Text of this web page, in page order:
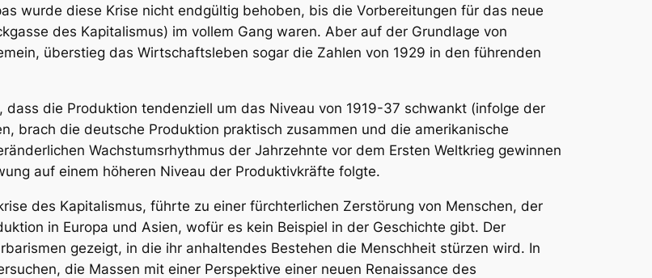
wurde diese Krise nicht endgültig behoben, bis die Vorbereitungen für das neue
des Kapitalismus) im vollem Gang waren. Aber auf der Grundlage von
überstieg das Wirtschaftsleben sogar die Zahlen von 1929 in den führenden
die Produktion tendenziell um das Niveau von 1919-37 schwankt (infolge der
brach die deutsche Produktion praktisch zusammen und die amerikanische
Wachstumsrhythmus der Jahrzehnte vor dem Ersten Weltkrieg gewinnen
auf einem höheren Niveau der Produktivkräfte folgte.
des Kapitalismus, führte zu einer fürchterlichen Zerstörung von Menschen, der
in Europa und Asien, wofür es kein Beispiel in der Geschichte gibt. Der
gezeigt, in die ihr anhaltendes Bestehen die Menschheit stürzen wird. In
die Massen mit einer Perspektive einer neuen Renaissance des